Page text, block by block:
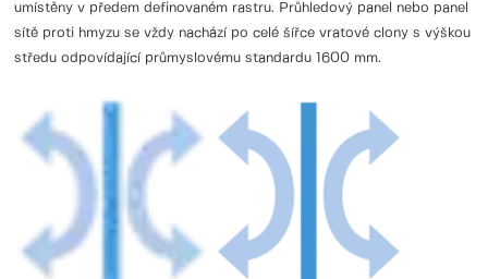
umístěny v předem definovaném rastru. Průhledový panel nebo panel
sítě proti hmyzu se vždy nachází po celé šířce vratové clony s výškou
středu odpovídající průmyslovému standardu 1600 mm.